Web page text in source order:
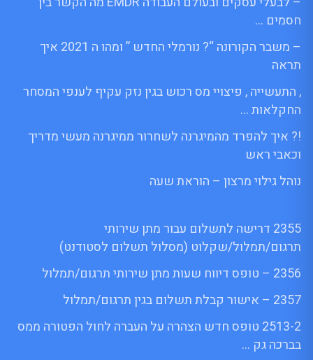
חסמים …
– משבר הקורונה “? נורמלי החדש ” ומהו ה 2021 איך
תראה
, התעשייה , פיצויי מס רכוש בגין נזק עקיף לענפי המסחר
החקלאות …
!? איך להפרד מהמיגרנה לשחרור ממיגרנה מעשי מדריך
וכאבי ראש
נוהל גילוי מרצון – הוראת שעה
2355 דרישה לתשלום עבור מתן שירותי
תרגום/תמלול/שקלוט (מסלול תשלום לסטודנט)
2356 – טופס דיווח שעות מתן שירותי תרגום/תמלול
2357 – אישור קבלת תשלום בגין תרגום/תמלול
2513-2 טופס חדש הצהרה על העברה לחול הפטורה ממס
בברכה גק …